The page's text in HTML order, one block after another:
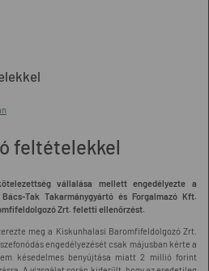
feltételekkel
vállalása mellett engedélyezte a
Tak Takarmánygyártó és Forgalmazó Kft.
Zrt. feletti ellenőrzést.
meg a Kiskunhalasi Baromfifeldolgozó Zrt.
engedélyezését csak májusban kérte a
késedelmes benyújtása miatt 2 millió forint